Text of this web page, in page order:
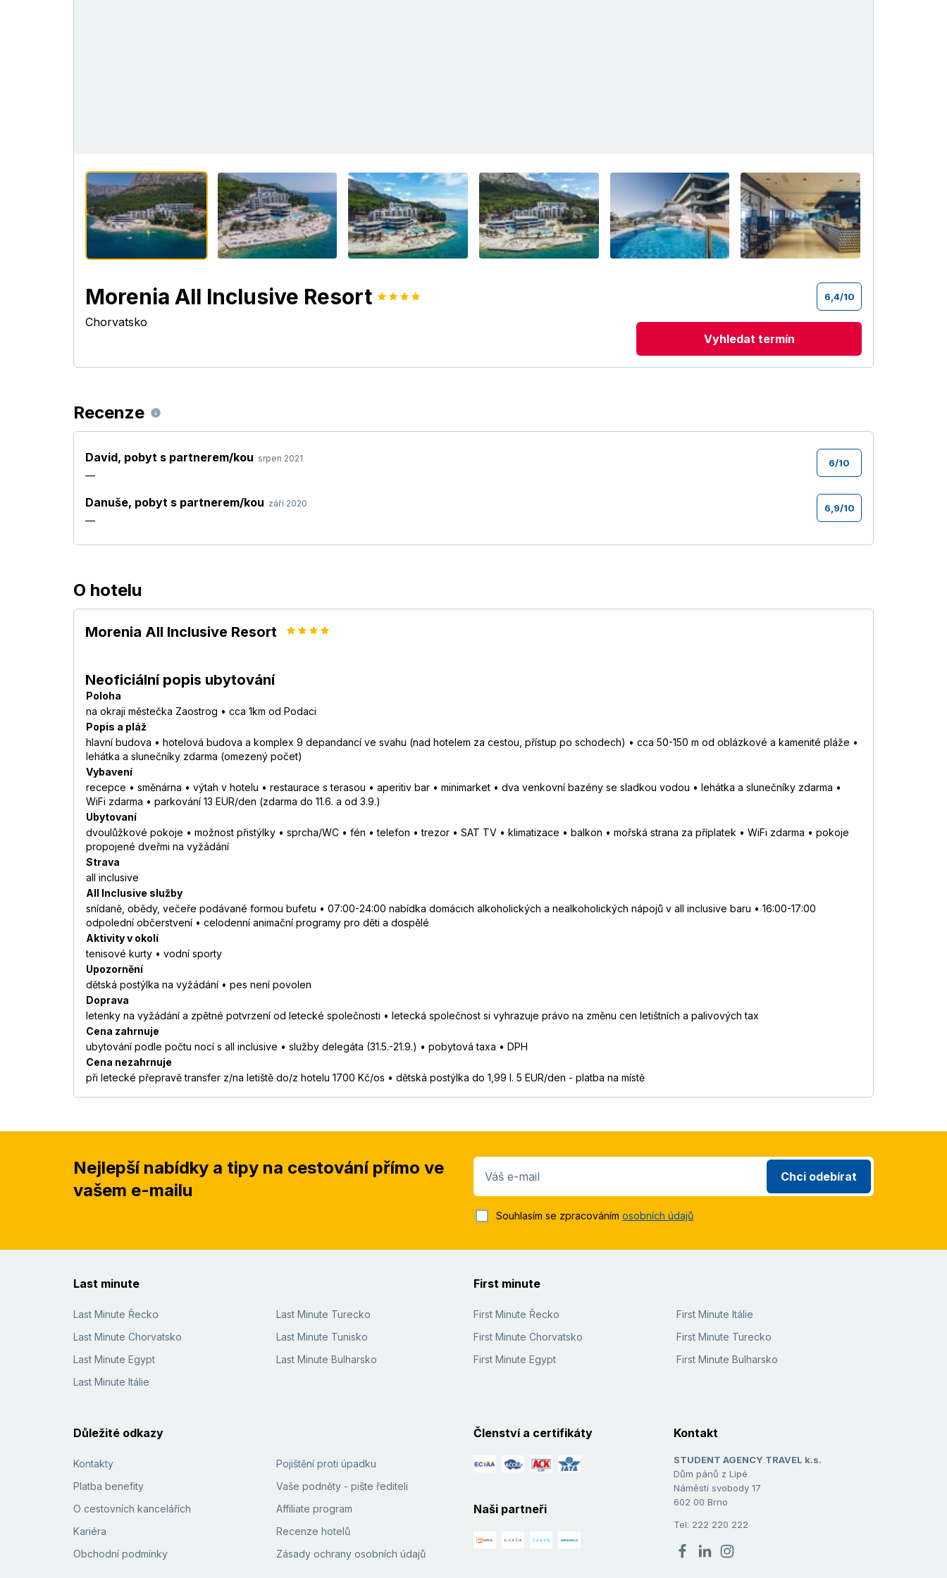
Morenia All Inclusive Resort 6,4/10
Chorvatsko
Vyhledat termín
Recenze
David, pobyt s partnerem/kou srpen 2021
—
6/10
Danuše, pobyt s partnerem/kou září 2020
—
6,9/10
O hotelu
Morenia All Inclusive Resort
Neoficiální popis ubytování
Poloha
na okraji městečka Zaostrog • cca 1km od Podaci
Popis a pláž
hlavní budova • hotelová budova a komplex 9 depandancí ve svahu (nad hotelem za cestou, přístup po schodech) • cca 50-150 m od oblázkové a kamenité pláže •
lehátka a slunečníky zdarma (omezený počet)
Vybavení
recepce • směnárna • výtah v hotelu • restaurace s terasou • aperitiv bar • minimarket • dva venkovní bazény se sladkou vodou • lehátka a slunečníky zdarma •
WiFi zdarma • parkování 13 EUR/den (zdarma do 11.6. a od 3.9.)
Ubytovaní
dvoulůžkové pokoje • možnost přistýlky • sprcha/WC • fén • telefon • trezor • SAT TV • klimatizace • balkon • mořská strana za příplatek • WiFi zdarma • pokoje
propojené dveřmi na vyžádání
Strava
all inclusive
All Inclusive služby
snídaně, obědy, večeře podávané formou bufetu • 07:00-24:00 nabídka domácich alkoholických a nealkoholických nápojů v all inclusive baru • 16:00-17:00
odpolední občerstvení • celodenní animační programy pro děti a dospělé
Aktivity v okolí
tenisové kurty • vodní sporty
Upozornění
dětská postýlka na vyžádání • pes není povolen
Doprava
letenky na vyžádání a zpětné potvrzení od letecké společnosti • letecká společnost si vyhrazuje právo na změnu cen letištních a palivových tax
Cena zahrnuje
ubytování podle počtu nocí s all inclusive • služby delegáta (31.5.-21.9.) • pobytová taxa • DPH
Cena nezahrnuje
při letecké přepravě transfer z/na letiště do/z hotelu 1700 Kč/os • dětská postýlka do 1,99 l. 5 EUR/den - platba na místě
Nejlepší nabídky a tipy na cestování přímo ve
vašem e-mailu
Váš e-mail Chci odebírat
Souhlasím se zpracováním osobních údajů
Last minute
Last Minute Řecko
Last Minute Chorvatsko
Last Minute Egypt
Last Minute Itálie
Last Minute Turecko
Last Minute Tunisko
Last Minute Bulharsko
First minute
First Minute Řecko
First Minute Chorvatsko
First Minute Egypt
First Minute Itálie
First Minute Turecko
First Minute Bulharsko
Důležité odkazy
Kontakty
Platba benefity
O cestovních kancelářích
Kariéra
Obchodní podmínky
Pojištění proti úpadku
Vaše podněty - pište řediteli
Affiliate program
Recenze hotelů
Zásady ochrany osobních údajů
Členství a certifikáty
Naši partneři
Kontakt
STUDENT AGENCY TRAVEL k.s.
Dům pánů z Lipé
Náměstí svobody 17
602 00 Brno
Tel: 222 220 222